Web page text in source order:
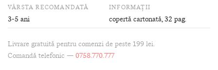
VÂRSTA RECOMANDATĂ
3-5 ani
INFORMAȚII
copertă cartonată, 32 pag.
Livrare gratuită pentru comenzi de peste 199 lei.
Comandă telefonic — 0758.770.777